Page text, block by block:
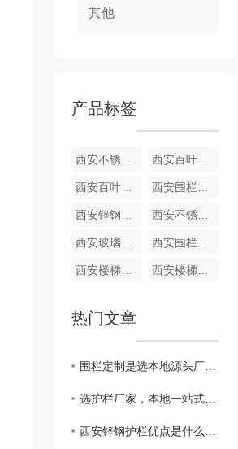
其他
产品标签
西安不锈钢护栏厂家 西安百叶窗厂家定制
西安百叶窗定制厂家 西安围栏厂家定制
西安锌钢护栏厂家 西安不锈钢围栏厂家-泽鑫建材
西安玻璃护栏厂家-泽鑫建材 西安围栏厂家
西安楼梯扶手厂家 西安楼梯栏杆定制
热门文章
围栏定制是选本地源头厂家才是高性价比之选
选护栏厂家，本地一站式服务才是省心之选
西安锌钢护栏优点是什么?现代城市防护的..方案